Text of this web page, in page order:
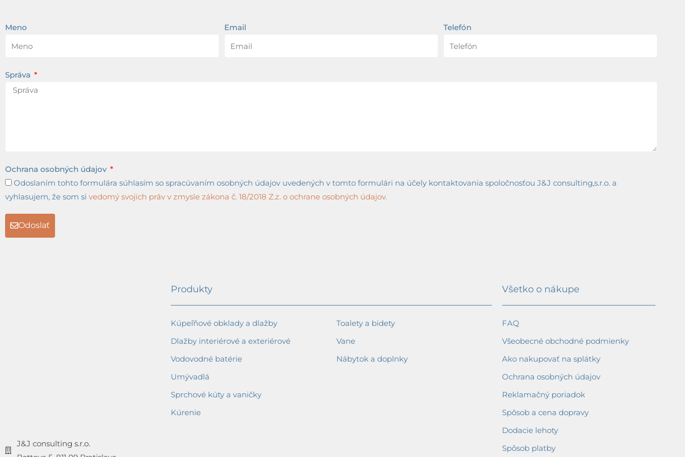
Meno Email Telefón
Správa
Ochrana osobných údajov
Odoslaním tohto formulára súhlasím so spracúvaním osobných údajov uvedených v tomto formulári na účely kontaktovania spoločnosťou J&J consulting,s.r.o. a
vyhlasujem, že som si vedomý svojich práv v zmysle zákona č. 18/2018 Z.z. o ochrane osobných údajov.
Odoslať
J&J consulting s.r.o.
Produkty
Kúpeľňové obklady a dlažby
Dlažby interiérové a exteriérové
Vodovodné batérie
Umývadlá
Sprchové kúty a vaničky
Kúrenie
Toalety a bidety
Vane
Nábytok a doplnky
Všetko o nákupe
FAQ
Všeobecné obchodné podmienky
Ako nakupovať na splátky
Ochrana osobných údajov
Reklamačný poriadok
Spôsob a cena dopravy
Dodacie lehoty
Spôsob platby